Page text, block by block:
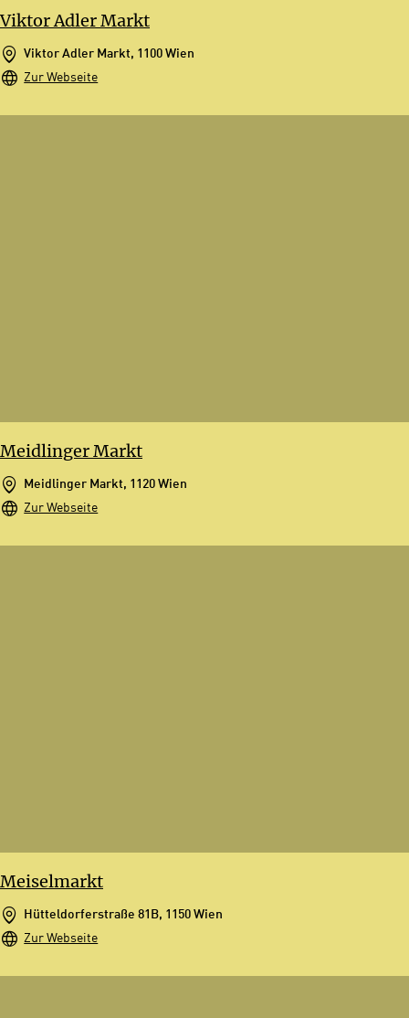
Viktor Adler Markt
Viktor Adler Markt, 1100 Wien
Zur Webseite
Meidlinger Markt
Meidlinger Markt, 1120 Wien
Zur Webseite
Meiselmarkt
Hütteldorferstraße 81B, 1150 Wien
Zur Webseite